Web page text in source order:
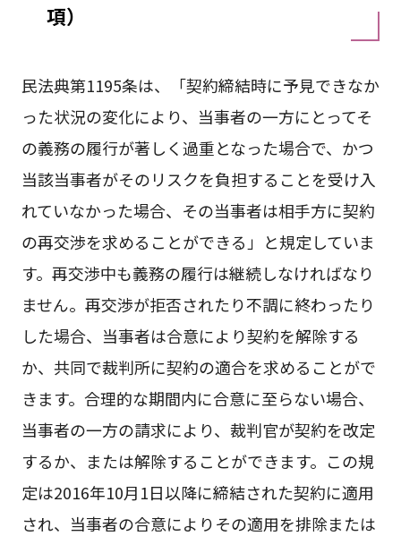
項）
民法典第1195条は、「契約締結時に予見できなか
った状況の変化により、当事者の一方にとってそ
の義務の履行が著しく過重となった場合で、かつ
当該当事者がそのリスクを負担することを受け入
れていなかった場合、その当事者は相手方に契約
の再交渉を求めることができる」と規定していま
す。再交渉中も義務の履行は継続しなければなり
ません。再交渉が拒否されたり不調に終わったり
した場合、当事者は合意により契約を解除する
か、共同で裁判所に契約の適合を求めることがで
きます。合理的な期間内に合意に至らない場合、
当事者の一方の請求により、裁判官が契約を改定
するか、または解除することができます。この規
定は2016年10月1日以降に締結された契約に適用
され、当事者の合意によりその適用を排除または